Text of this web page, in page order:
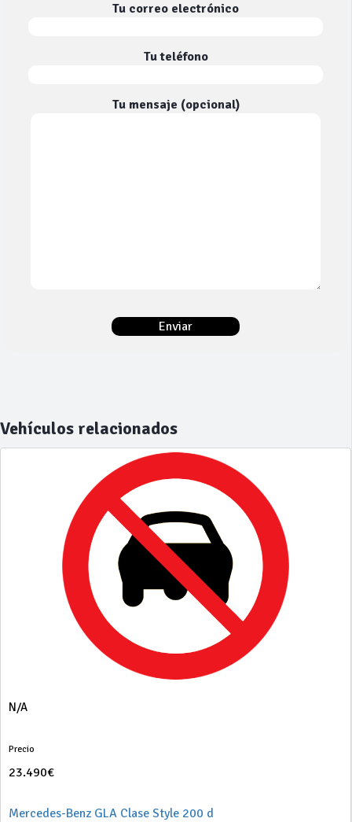
Tu correo electrónico
Tu teléfono
Tu mensaje (opcional)
Vehículos relacionados
N/A
Precio
23.490€
Mercedes-Benz GLA Clase Style 200 d